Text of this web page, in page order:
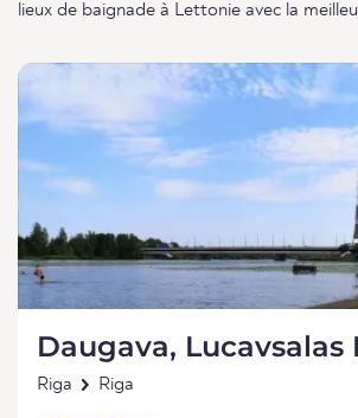
lieux de baignade à Lettonie avec la
Daugava, Lucavsalas
Riga Riga